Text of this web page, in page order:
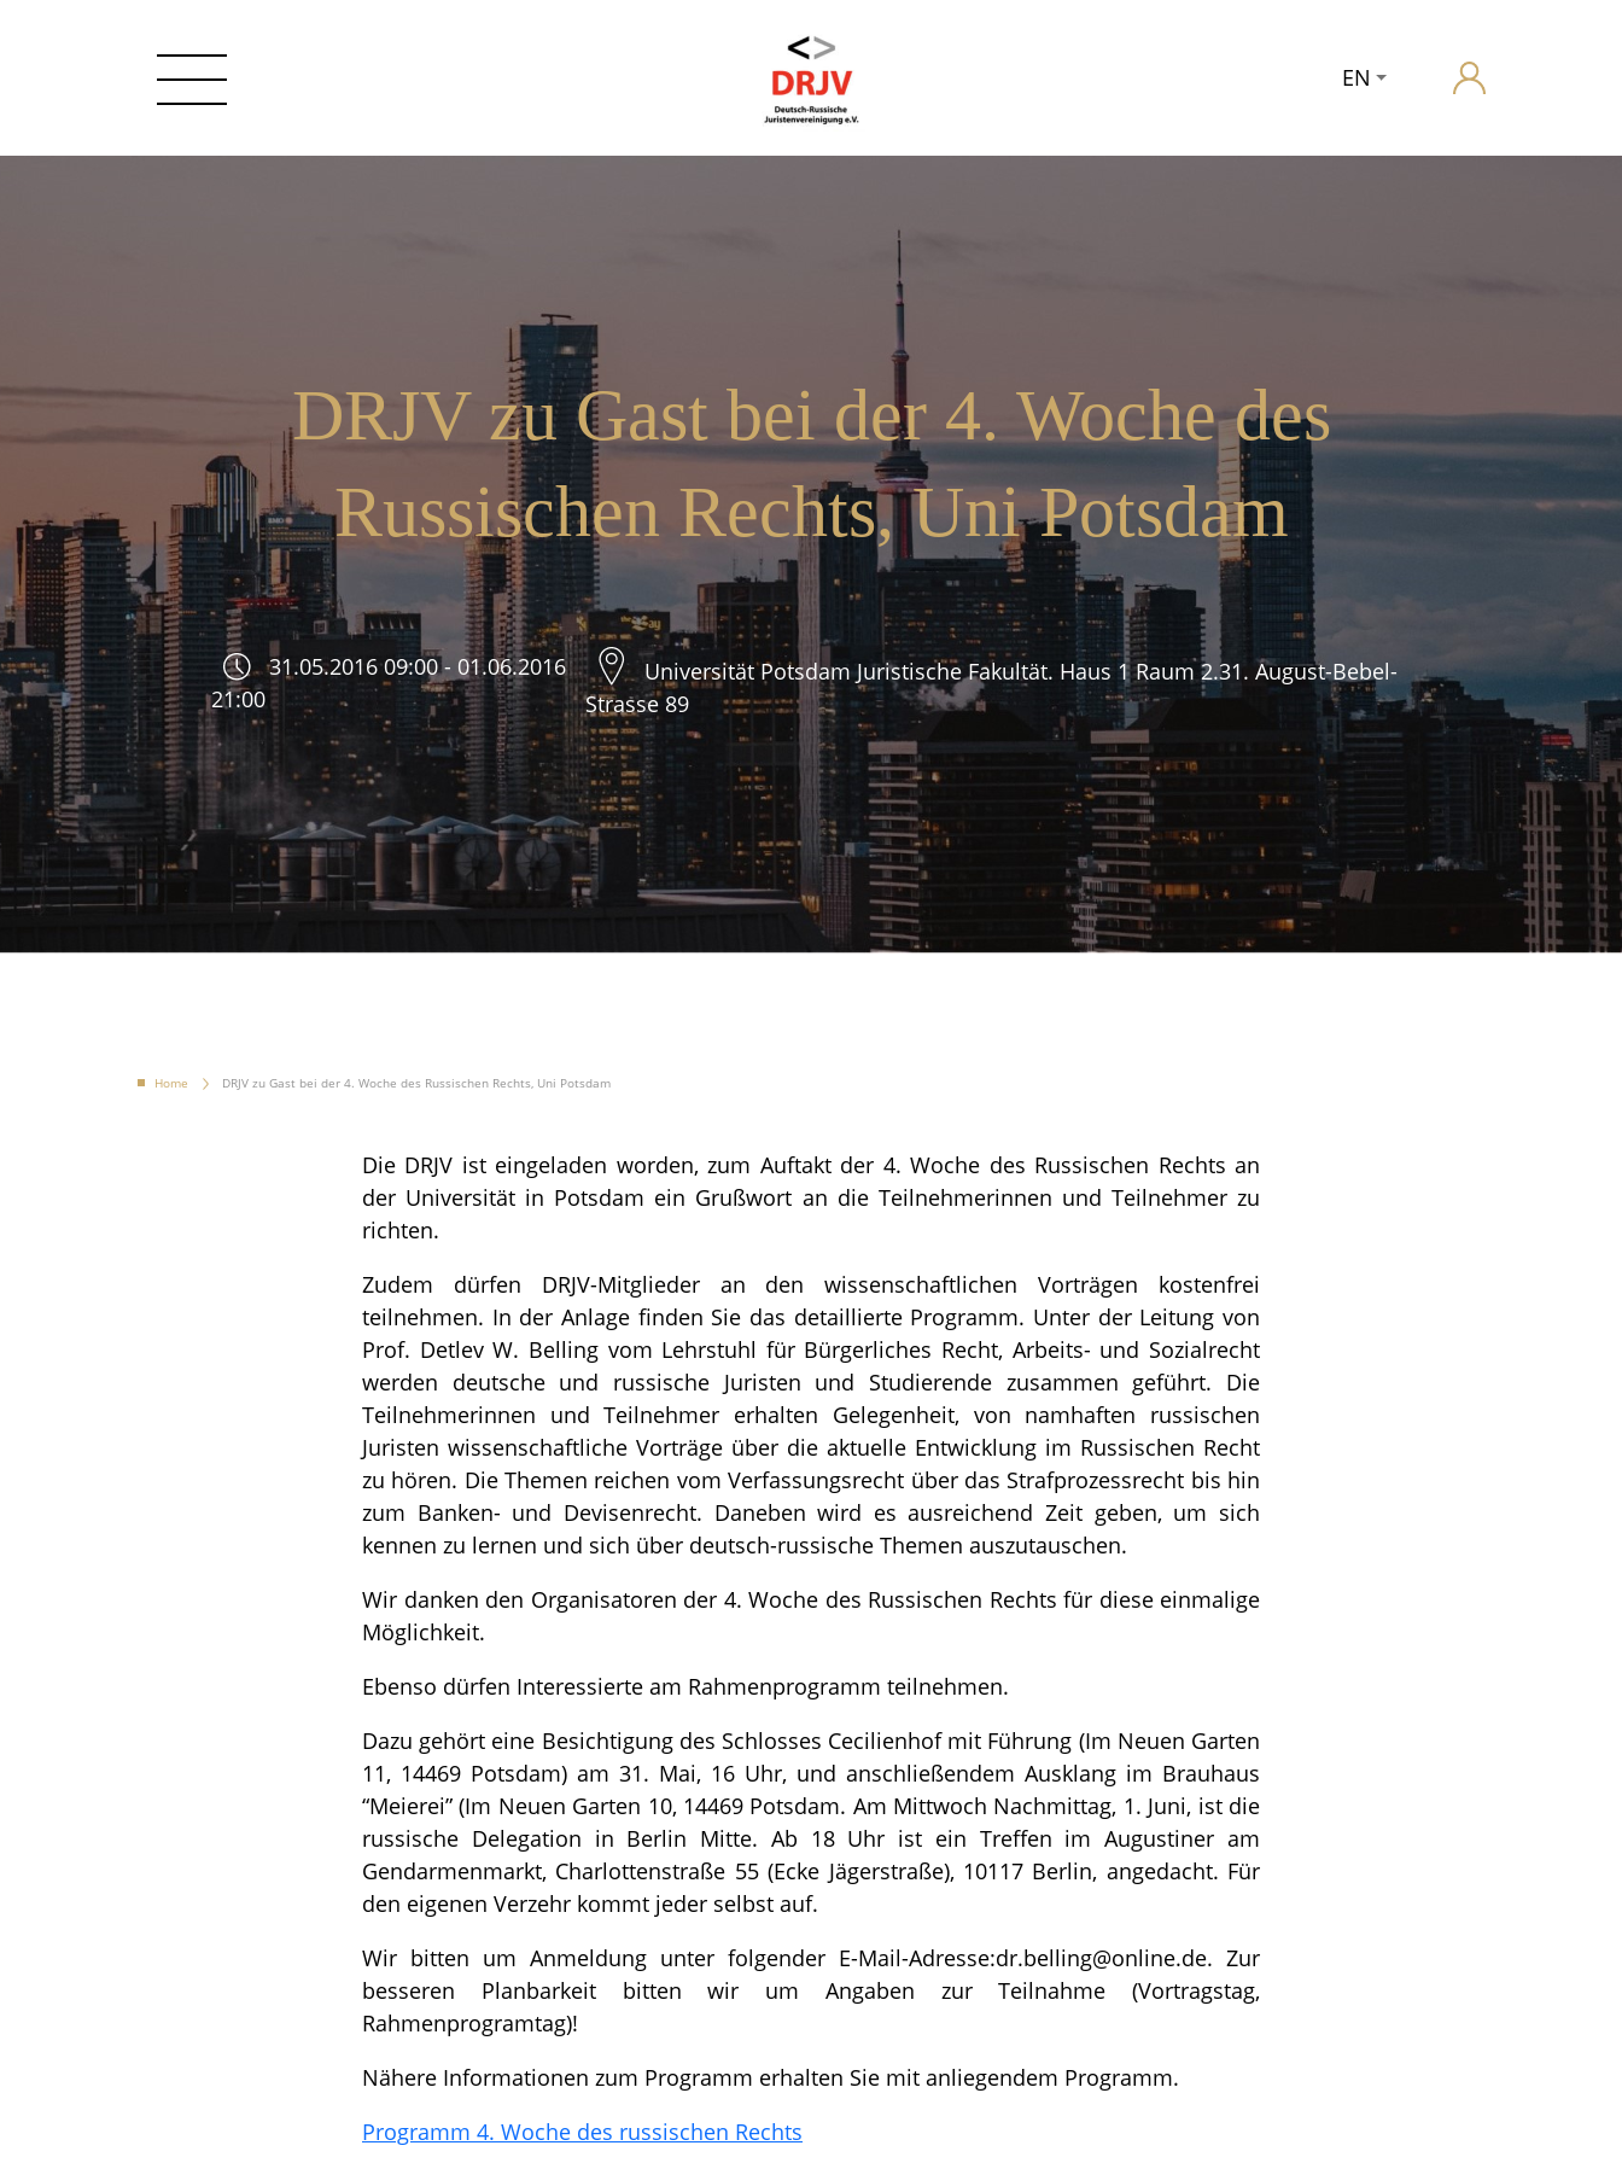
EN
DRJV zu Gast bei der 4. Woche des
Russischen Rechts, Uni Potsdam
31.05.2016 09:00 - 01.06.2016
21:00
Universität Potsdam Juristische Fakultät. Haus 1 Raum 2.31. August-Bebel-
Strasse 89
Home DRJV zu Gast bei der 4. Woche des Russischen Rechts, Uni Potsdam
Die DRJV ist eingeladen worden, zum Auftakt der 4. Woche des Russischen Rechts an
der Universität in Potsdam ein Grußwort an die Teilnehmerinnen und Teilnehmer zu
richten.
Zudem dürfen DRJV-Mitglieder an den wissenschaftlichen Vorträgen kostenfrei
teilnehmen. In der Anlage finden Sie das detaillierte Programm. Unter der Leitung von
Prof. Detlev W. Belling vom Lehrstuhl für Bürgerliches Recht, Arbeits- und Sozialrecht
werden deutsche und russische Juristen und Studierende zusammen geführt. Die
Teilnehmerinnen und Teilnehmer erhalten Gelegenheit, von namhaften russischen
Juristen wissenschaftliche Vorträge über die aktuelle Entwicklung im Russischen Recht
zu hören. Die Themen reichen vom Verfassungsrecht über das Strafprozessrecht bis hin
zum Banken- und Devisenrecht. Daneben wird es ausreichend Zeit geben, um sich
kennen zu lernen und sich über deutsch-russische Themen auszutauschen.
Wir danken den Organisatoren der 4. Woche des Russischen Rechts für diese einmalige
Möglichkeit.
Ebenso dürfen Interessierte am Rahmenprogramm teilnehmen.
Dazu gehört eine Besichtigung des Schlosses Cecilienhof mit Führung (Im Neuen Garten
11, 14469 Potsdam) am 31. Mai, 16 Uhr, und anschließendem Ausklang im Brauhaus
“Meierei” (Im Neuen Garten 10, 14469 Potsdam. Am Mittwoch Nachmittag, 1. Juni, ist die
russische Delegation in Berlin Mitte. Ab 18 Uhr ist ein Treffen im Augustiner am
Gendarmenmarkt, Charlottenstraße 55 (Ecke Jägerstraße), 10117 Berlin, angedacht. Für
den eigenen Verzehr kommt jeder selbst auf.
Wir bitten um Anmeldung unter folgender E-Mail-Adresse:dr.belling@online.de. Zur
besseren Planbarkeit bitten wir um Angaben zur Teilnahme (Vortragstag,
Rahmenprogramtag)!
Nähere Informationen zum Programm erhalten Sie mit anliegendem Programm.
Programm 4. Woche des russischen Rechts